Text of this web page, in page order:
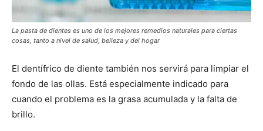
La pasta de dientes es uno de los mejores remedios naturales para ciertas
cosas, tanto a nivel de salud, belleza y del hogar
El dentífrico de diente también nos servirá para limpiar el
fondo de las ollas. Está especialmente indicado para
cuando el problema es la grasa acumulada y la falta de
brillo.